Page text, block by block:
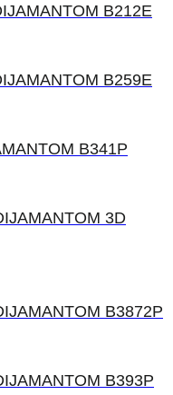
B212E
B259E
B341P
3D
B3872P
B393P